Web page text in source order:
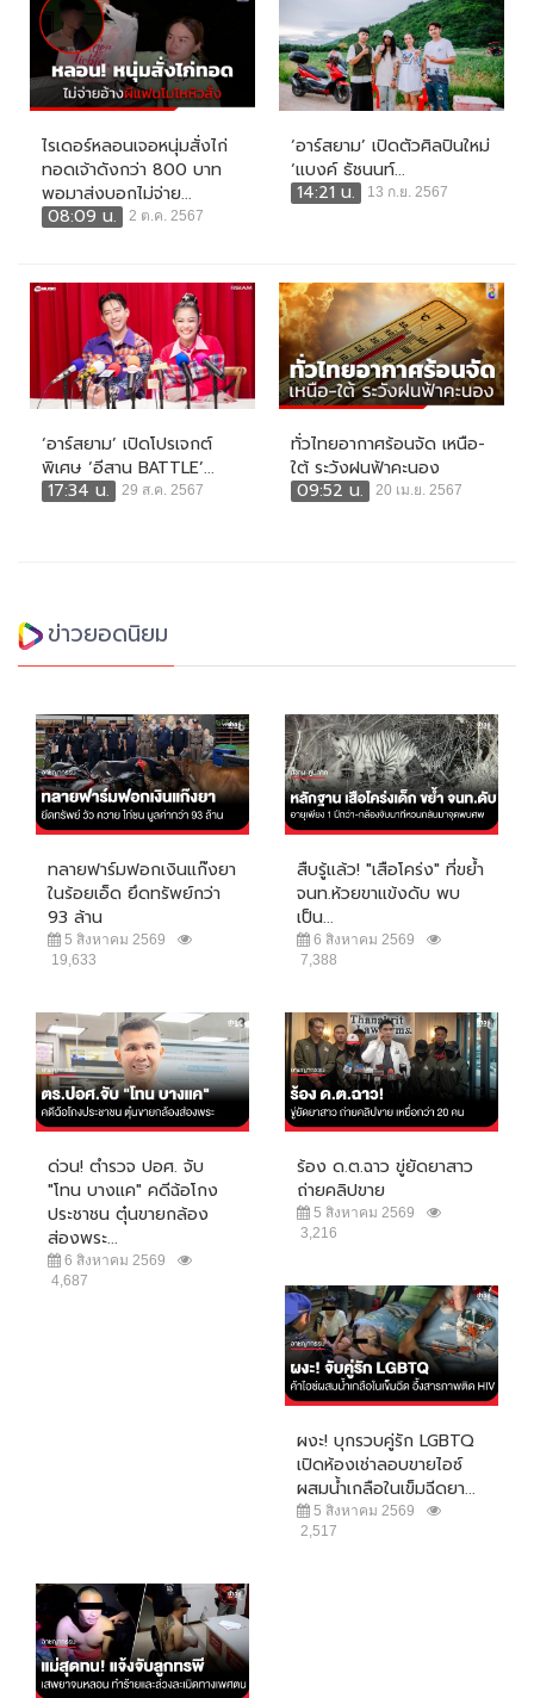
ไรเดอร์หลอนเจอหนุ่มสั่งไก่
ทอดเจ้าดังกว่า 800 บาท
พอมาส่งบอกไม่จ่าย...
08:09 น.
2 ต.ค. 2567
‘อาร์สยาม’ เปิดตัวศิลปินใหม่
‘แบงค์ ธัชนนท์...
14:21 น.
13 ก.ย. 2567
‘อาร์สยาม’ เปิดโปรเจกต์
พิเศษ ‘อีสาน BATTLE’...
17:34 น.
29 ส.ค. 2567
ทั่วไทยอากาศร้อนจัด เหนือ-
ใต้ ระวังฝนฟ้าคะนอง
09:52 น.
20 เม.ย. 2567
ข่าวยอดนิยม
ทลายฟาร์มฟอกเงินแก๊งยา
ในร้อยเอ็ด ยึดทรัพย์กว่า
93 ล้าน
5 สิงหาคม 2569
19,633
สืบรู้แล้ว! "เสือโคร่ง" ที่ขย้ำ
จนท.ห้วยขาแข้งดับ พบ
เป็น...
6 สิงหาคม 2569
7,388
ด่วน! ตำรวจ ปอศ. จับ
"โทน บางแค" คดีฉ้อโกง
ประชาชน ตุ๋นขายกล้อง
ส่องพระ...
6 สิงหาคม 2569
4,687
ร้อง ด.ต.ฉาว ขู่ยัดยาสาว
ถ่ายคลิปขาย
5 สิงหาคม 2569
3,216
ผงะ! บุกรวบคู่รัก LGBTQ
เปิดห้องเช่าลอบขายไอซ์
ผสมน้ำเกลือในเข็มฉีดยา...
5 สิงหาคม 2569
2,517